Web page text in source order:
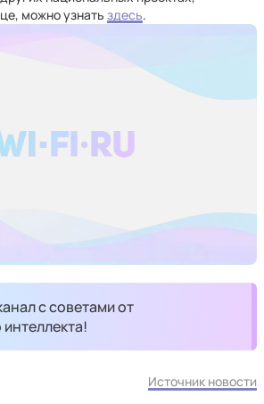
можно узнать здесь.
с советами от
Источник новости